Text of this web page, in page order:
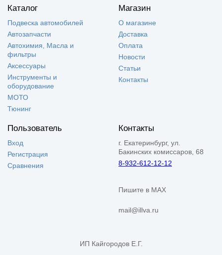
Каталог
Подвеска автомобилей
Автозапчасти
Автохимия, Масла и
фильтры
Аксессуары
Инструменты и
оборудование
МОТО
Тюнинг
Магазин
О магазине
Доставка
Оплата
Новости
Статьи
Контакты
Пользователь
Вход
Регистрация
Сравнения
Контакты
г. Екатеринбург, ул.
Бакинских комиссаров, 68
8-932-612-12-12
Пишите в MAX
mail@illva.ru
ИП Кайгородов Е.Г.